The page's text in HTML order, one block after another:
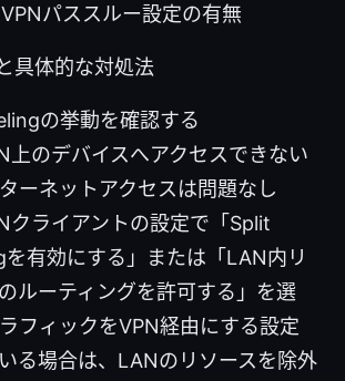
パススルー設定の有無
具体的な対処法
の挙動を確認する
上のデバイスへアクセスできない
ーネットアクセスは問題なし
クライアントの設定で「Split
有効にする」または「LAN内リ
ルーティングを許可する」を選
フィックをVPN経由にする設定
る場合は、LANのリソースを除外